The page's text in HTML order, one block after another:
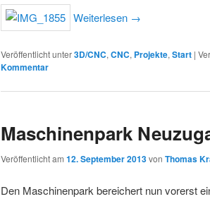
Weiterlesen →
Veröffentlicht unter3D/CNC, CNC, Projekte, Start |
Kommentar
Maschinenpark
Veröffentlicht am 12. September 2013von Thomas
Den Maschinenpark bereichert nun vorerst